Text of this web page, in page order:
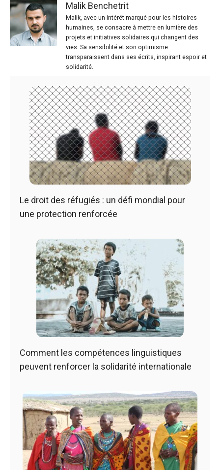
Malik Benchetrit
Malik, avec un intérêt marqué pour les histoires
humaines, se consacre à mettre en lumière des
projets et initiatives solidaires qui changent des
vies. Sa sensibilité et son optimisme
transparaissent dans ses écrits, inspirant espoir et
solidarité.
Le droit des réfugiés : un défi mondial pour
une protection renforcée
Comment les compétences linguistiques
peuvent renforcer la solidarité internationale